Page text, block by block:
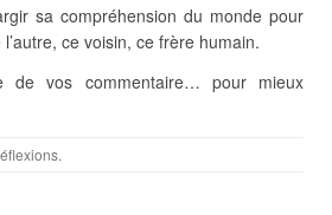
sa compréhension du monde pour
ce voisin, ce frère humain.
de vos commentaire… pour mieux
.